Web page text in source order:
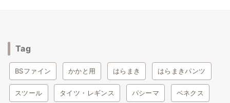
Tag
BSファイン かかと用 はらまき はらまきパンツ
スツール タイツ・レギンス パシーマ ベネクス